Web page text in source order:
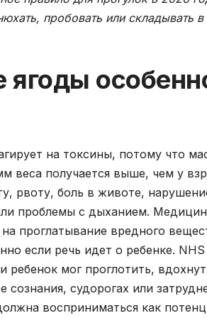
пробовать или складывать
на токсины, потому что
веса получается выше, чем у
рвоту, боль в животе,
проблемы с дыханием.
проглатывание вредного
если речь идет о ребенке. NHS
мог проглотить,
судорогах или
восприниматься как